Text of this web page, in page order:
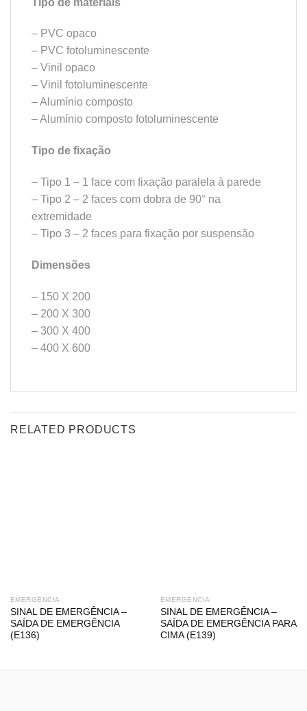
– PVC opaco
– PVC fotoluminescente
– Vinil opaco
– Vinil fotoluminescente
– Alumínio composto
– Alumínio composto fotoluminescente
Tipo de fixação
– Tipo 1 – 1 face com fixação paralela à parede
– Tipo 2 – 2 faces com dobra de 90° na
extremidade
– Tipo 3 – 2 faces para fixação por suspensão
Dimensões
– 150 X 200
– 200 X 300
– 300 X 400
– 400 X 600
RELATED PRODUCTS
EMERGÊNCIA
SINAL DE EMERGÊNCIA –
SAÍDA DE EMERGÊNCIA
(E136)
EMERGÊNCIA
SINAL DE EMERGÊNCIA –
SAÍDA DE EMERGÊNCIA PARA
CIMA (E139)